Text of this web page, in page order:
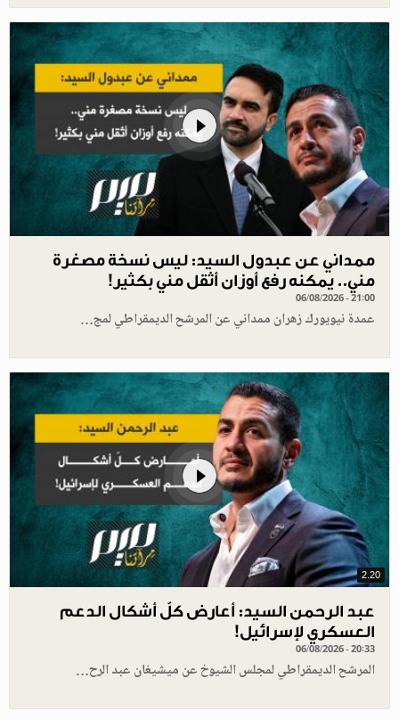
ممداني عن عبدول السيد: ليس نسخة مصغرة
مني.. يمكنه رفع أوزان أثقل مني بكثير!
06/08/2026 - 21:00
عمدة نيويورك زهران ممداني عن المرشح الديمقراطي لمج…
2.20
عبد الرحمن السيد: أعارض كلّ أشكال الدعم
العسكري لإسرائيل!
06/08/2026 - 20:33
المرشح الديمقراطي لمجلس الشيوخ عن ميشيغان عبد الرح…